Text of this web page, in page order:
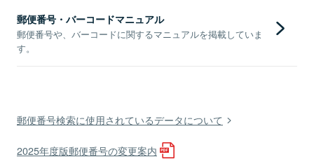
郵便番号・バーコードマニュアル
郵便番号や、バーコードに関するマニュアルを掲載していま
す。
郵便番号検索に使用されているデータについて
2025年度版郵便番号の変更案内